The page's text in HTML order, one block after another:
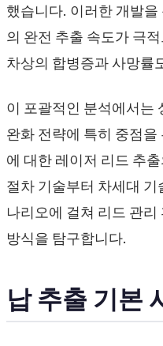
했습니다. 이러한 개발
의 완전 추출 속도가 극
차상의 합병증과 사망률
이 포괄적인 분석에서는
완화 전략에 특히 중점
에 대한 레이저 리드 추
절차 기술부터 차세대
나리오에 걸쳐 리드 관
방식을 탐구합니다.
납 추출 기본